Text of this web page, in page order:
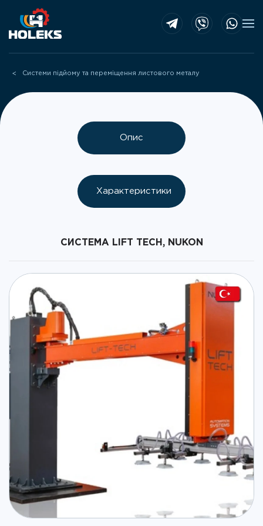
Skip to main content
Системи підйому та переміщення листового металу
Опис
Характеристики
СИСТЕМА LIFT TECH, NUKON